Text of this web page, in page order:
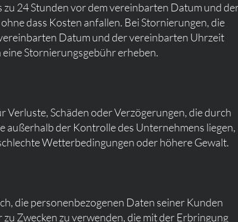
24 Stunden vor dem vereinbarten Datum und
dass Kosten anfallen. Bei Stornierungen, die
Datum und der vereinbarten Uhrzeit
Stornierungsgebühr erheben.
Schäden oder Verzögerungen, die durch
außerhalb der Kontrolle des Unternehmens liegen,
Wetterbedingungen oder höhere Gewalt.
die personenbezogenen Daten seiner Kunden
Zwecken zu verwenden, die mit der Erbringung